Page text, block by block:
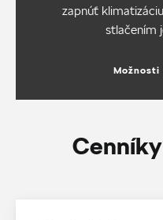
zapnúť
stlačením
Možnosti